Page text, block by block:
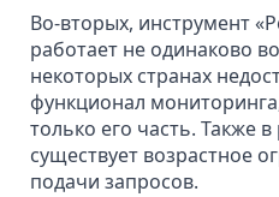
Во-вторых, инструмент
работает не одинаково
некоторых странах
функционал
только его часть. Также
существует возрастное
подачи запросов.